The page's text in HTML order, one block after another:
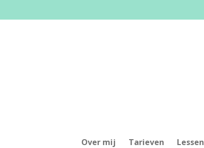
direct
Over mij Tarieven Lessen